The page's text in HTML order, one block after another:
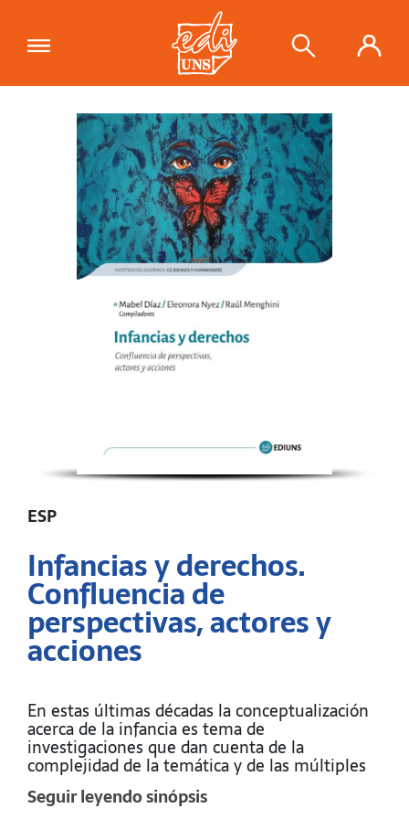
"Infancias y derechos. Confluencia de
perspectivas, actores y acciones"se
ha añadido a tu carrito.
Ver carrito
ESP
Infancias y derechos.
Confluencia de
perspectivas, actores y
acciones
En estas últimas décadas la conceptualización
acerca de la infancia es tema de
investigaciones que dan cuenta de la
complejidad de la temática y de las múltiples
condiciones que posibilitan la mirada desde
diferentes enfoques, disciplinas, marcos
Seguir leyendo sinópsis